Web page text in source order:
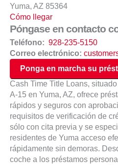
Yuma, AZ 85364
Cómo llegar
Póngase en contacto
Teléfono: 928-235-5150
Correo electrónico:
Ponga en marcha su
Cash Time Title Loans,
A-15 en Yuma, AZ, ofrece
rápidos y seguros con
requisitos de verificación de
sólo con cita previa y se
residentes de Yuma acceso
rápidamente sin demoras.
coche a los préstamos